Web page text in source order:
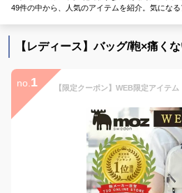
49件の中から、人気のアイテムを紹介。気にな
【レディース】バッグ/鞄×痛く
no. 1